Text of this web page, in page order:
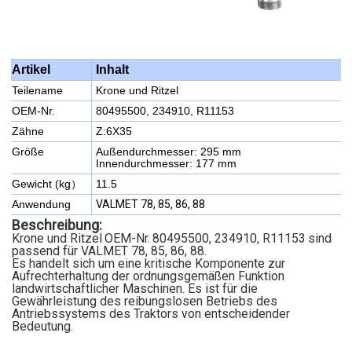
Artikel Inhalt
Teilename
Krone und Ritzel
OEM-Nr.
80495500, 234910, R11153
Zähne
Z:6X35
Größe
Außendurchmesser: 295 mm
Innendurchmesser: 177 mm
Gewicht (kg）
11.5
Anwendung
VALMET 78, 85, 86, 88
Beschreibung:
Krone und RitzelOEM-Nr. 80495500, 234910, R11153 sind
passend für VALMET 78, 85, 86, 88.
Es handelt sich um eine kritische Komponente zur
Aufrechterhaltung der ordnungsgemäßen Funktion
landwirtschaftlicher Maschinen. Es ist für die
Gewährleistung des reibungslosen Betriebs des
Antriebssystems des Traktors von entscheidender
Bedeutung.